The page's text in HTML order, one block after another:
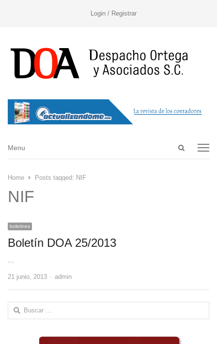
Login / Registrar
Open
Menu
Menu
Home Posts tagged: NIF
NIF
boletines
Boletín DOA 25/2013
21 junio, 2013 Author
admin
Buscar: